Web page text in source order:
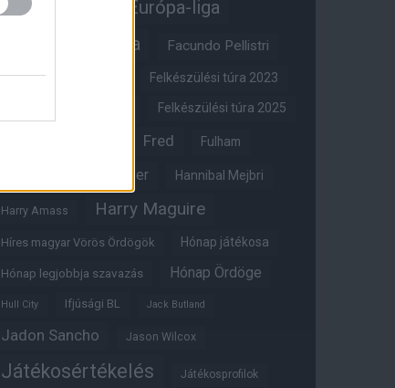
Erik ten Hag Európa-liga
FA-kupa Facundo Pellistri
Felkészülési túra 2022 Felkészülési túra 2023
Felkészülési túra 2025
Fred Fulham
Glazer Hannibal Mejbri
Harry Amass Harry Maguire
Híres magyar Vörös Ördögök Hónap játékosa
Hónap legjobbja szavazás Hónap Ördöge
Hull City Ifjúsági BL Jack Butland
Jadon Sancho Jason Wilcox
Játékosértékelés Játékosprofilok